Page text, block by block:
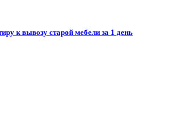
к вывозу старой мебели за 1 день